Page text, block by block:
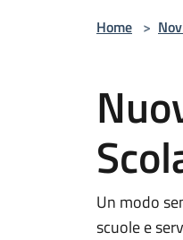
Home >
Un modo
scuole e